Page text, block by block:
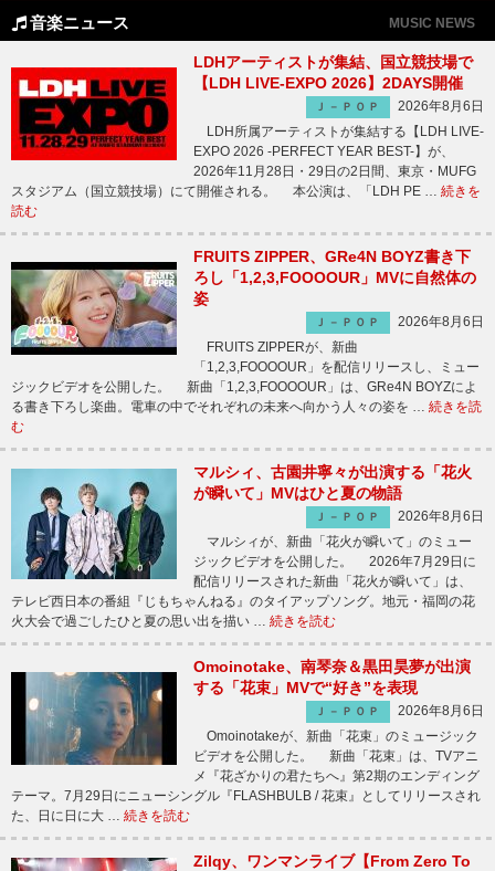
音楽ニュース MUSIC NEWS
LDHアーティストが集結、国立競技場で
【LDH LIVE-EXPO 2026】2DAYS開催
Ｊ－ＰＯＰ
2026年8月6日
LDH所属アーティストが集結する【LDH LIVE-
EXPO 2026 -PERFECT YEAR BEST-】が、
2026年11月28日・29日の2日間、東京・MUFG
スタジアム（国立競技場）にて開催される。 本公演は、「LDH PE … 続きを
読む
FRUITS ZIPPER、GRe4N BOYZ書き下
ろし「1,2,3,FOOOOUR」MVに自然体の
姿
Ｊ－ＰＯＰ
2026年8月6日
FRUITS ZIPPERが、新曲
「1,2,3,FOOOOUR」を配信リリースし、ミュー
ジックビデオを公開した。 新曲「1,2,3,FOOOOUR」は、GRe4N BOYZによ
る書き下ろし楽曲。電車の中でそれぞれの未来へ向かう人々の姿を … 続きを読
む
マルシィ、古園井寧々が出演する「花火
が瞬いて」MVはひと夏の物語
Ｊ－ＰＯＰ
2026年8月6日
マルシィが、新曲「花火が瞬いて」のミュー
ジックビデオを公開した。 2026年7月29日に
配信リリースされた新曲「花火が瞬いて」は、
テレビ西日本の番組『じもちゃんねる』のタイアップソング。地元・福岡の花
火大会で過ごしたひと夏の思い出を描い … 続きを読む
Omoinotake、南琴奈＆黒田昊夢が出演
する「花束」MVで“好き”を表現
Ｊ－ＰＯＰ
2026年8月6日
Omoinotakeが、新曲「花束」のミュージック
ビデオを公開した。 新曲「花束」は、TVアニ
メ『花ざかりの君たちへ』第2期のエンディング
テーマ。7月29日にニューシングル『FLASHBULB / 花束』としてリリースされ
た、日に日に大 … 続きを読む
Zilqy、ワンマンライブ【From Zero To